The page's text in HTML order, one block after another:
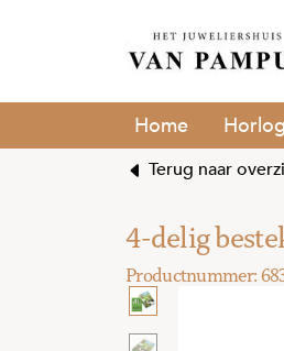
Terug naar
4-delig